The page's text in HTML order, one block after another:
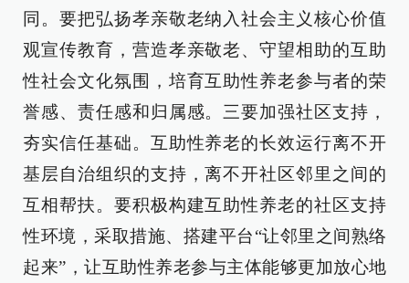
同。要把弘扬孝亲敬老纳入社会主义核心价值
观宣传教育，营造孝亲敬老、守望相助的互助
性社会文化氛围，培育互助性养老参与者的荣
誉感、责任感和归属感。三要加强社区支持，
夯实信任基础。互助性养老的长效运行离不开
基层自治组织的支持，离不开社区邻里之间的
互相帮扶。要积极构建互助性养老的社区支持
性环境，采取措施、搭建平台“让邻里之间熟络
起来”，让互助性养老参与主体能够更加放心地